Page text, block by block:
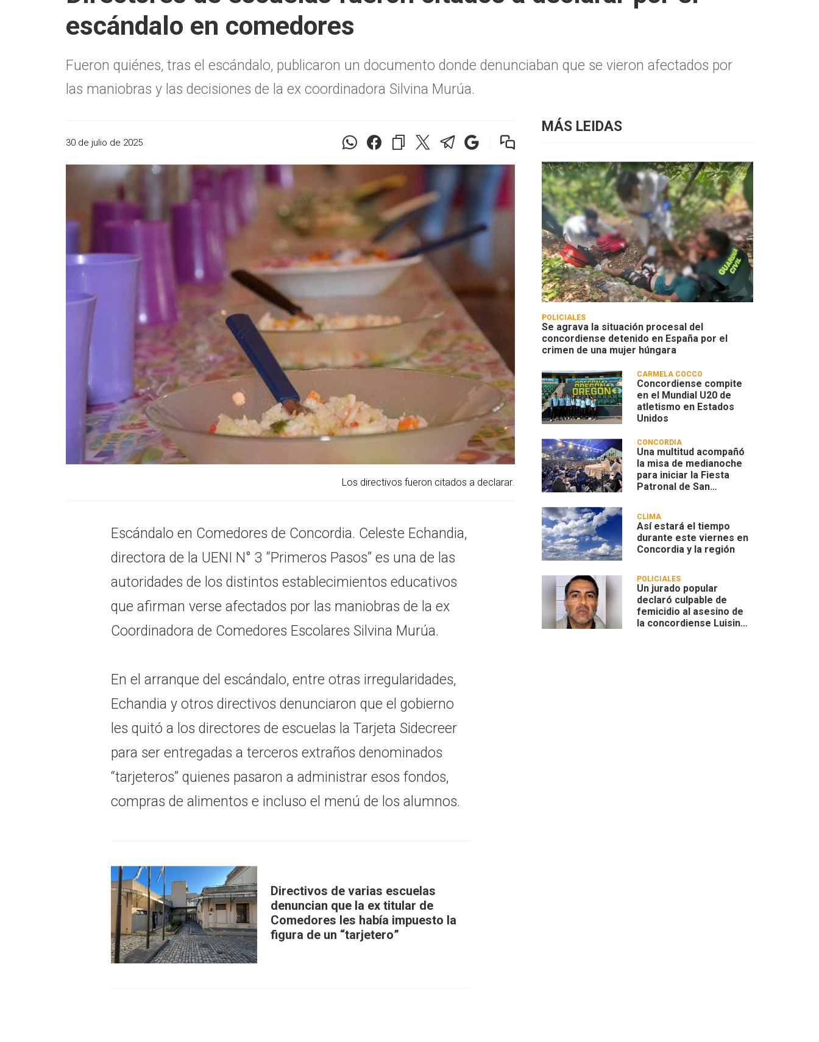
escándalo en comedores
Fueron quiénes, tras el escándalo, publicaron un documento donde denunciaban que se vieron afectados por
las maniobras y las decisiones de la ex coordinadora Silvina Murúa.
30 de julio de 2025
Los directivos fueron citados a declarar.
Escándalo en Comedores de Concordia. Celeste Echandia,
directora de la UENI N° 3 “Primeros Pasos” es una de las
autoridades de los distintos establecimientos educativos
que afirman verse afectados por las maniobras de la ex
Coordinadora de Comedores Escolares Silvina Murúa.
En el arranque del escándalo, entre otras irregularidades,
Echandia y otros directivos denunciaron que el gobierno
les quitó a los directores de escuelas la Tarjeta Sidecreer
para ser entregadas a terceros extraños denominados
“tarjeteros” quienes pasaron a administrar esos fondos,
compras de alimentos e incluso el menú de los alumnos.
Directivos de varias escuelas
denuncian que la ex titular de
Comedores les había impuesto la
figura de un “tarjetero”
MÁS LEIDAS
POLICIALES
Se agrava la situación procesal del
concordiense detenido en España por el
crimen de una mujer húngara
CARMELA COCCO
Concordiense compite
en el Mundial U20 de
atletismo en Estados
Unidos
CONCORDIA
Una multitud acompañó
la misa de medianoche
para iniciar la Fiesta
Patronal de San
CLIMA
Así estará el tiempo
durante este viernes en
Concordia y la región
POLICIALES
Un jurado popular
declaró culpable de
femicidio al asesino de
la concordiense Luisina